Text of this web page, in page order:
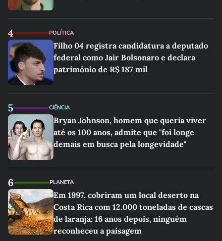
4 POLÍTICA
Filho 04 registra candidatura a deputado
federal como Jair Bolsonaro e declara
patrimônio de R$ 187 mil
5 CIÊNCIA
Bryan Johnson, homem que queria viver
até os 100 anos, admite que "foi longe
demais em busca pela longevidade"
6 PLANETA
Em 1997, cobriram um local deserto na
Costa Rica com 12.000 toneladas de cascas
de laranja; 16 anos depois, ninguém
reconheceu a paisagem